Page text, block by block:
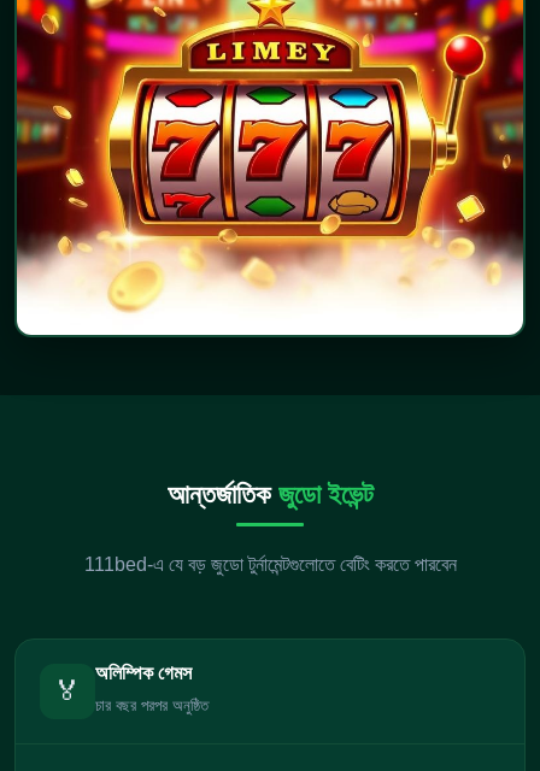
আন্তর্জাতিক জুডো ইভেন্ট
111bed-এ যে বড় জুডো টুর্নামেন্টগুলোতে বেটিং করতে পারবেন
🏅
অলিম্পিক গেমস
চার বছর পরপর অনুষ্ঠিত